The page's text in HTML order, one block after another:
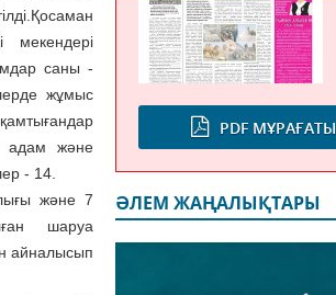
мекендері
саны -
жұмыс
адам және
- 14.
және 7
шаруа
айналысып
PDF МҰРАҒАТЫ
ӘЛЕМ ЖАҢАЛЫҚТАРЫ